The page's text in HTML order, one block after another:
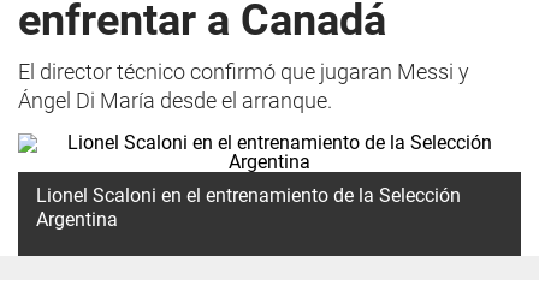
enfrentar a Canadá
El director técnico confirmó que jugaran Messi y
Ángel Di María desde el arranque.
Lionel Scaloni en el entrenamiento de la Selección
Argentina